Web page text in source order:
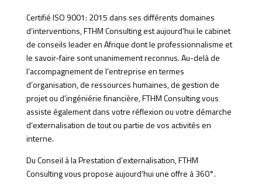
Certifié ISO 9001: 2015 dans ses différents domaines
d’interventions, FTHM Consulting est aujourd’hui le cabinet
de conseils leader en Afrique dont le professionnalisme et
le savoir-faire sont unanimement reconnus. Au-delà de
l’accompagnement de l’entreprise en termes
d’organisation, de ressources humaines, de gestion de
projet ou d’ingéniérie financière, FTHM Consulting vous
assiste également dans votre réflexion ou votre démarche
d’externalisation de tout ou partie de vos activités en
interne.
Du Conseil à la Prestation d’externalisation, FTHM
Consulting vous propose aujourd’hui une offre à 360°.